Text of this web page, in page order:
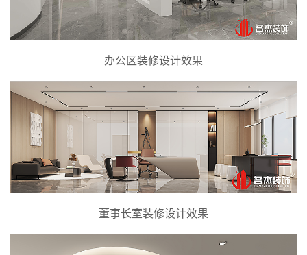
办公区装修设计效果
董事长室装修设计效果